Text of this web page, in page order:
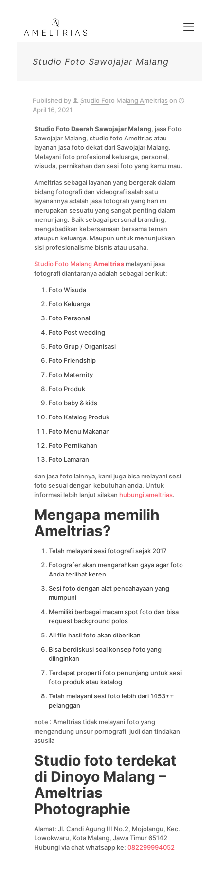
Studio Foto Sawojajar Malang
Published by Studio Foto Malang Ameltrias on
April 16, 2021
Studio Foto Daerah Sawojajar Malang, jasa Foto
Sawojajar Malang, studio foto Ameltrias atau
layanan jasa foto dekat dari Sawojajar Malang.
Melayani foto profesional keluarga, personal,
wisuda, pernikahan dan sesi foto yang kamu mau.
Ameltrias sebagai layanan yang bergerak dalam
bidang fotografi dan videografi salah satu
layanannya adalah jasa fotografi yang hari ini
merupakan sesuatu yang sangat penting dalam
menunjang. Baik sebagai personal branding,
mengabadikan kebersamaan bersama teman
ataupun keluarga. Maupun untuk menunjukkan
sisi profesionalisme bisnis atau usaha.
Studio Foto Malang Ameltriasmelayani jasa
fotografi diantaranya adalah sebagai berikut:
Foto Wisuda
Foto Keluarga
Foto Personal
Foto Post wedding
Foto Grup / Organisasi
Foto Friendship
Foto Maternity
Foto Produk
Foto baby & kids
Foto Katalog Produk
Foto Menu Makanan
Foto Pernikahan
Foto Lamaran
dan jasa foto lainnya, kami juga bisa melayani sesi
foto sesuai dengan kebutuhan anda. Untuk
informasi lebih lanjut silakan hubungi ameltrias.
Mengapa memilih
Ameltrias?
Telah melayani sesi fotografi sejak 2017
Fotografer akan mengarahkan gaya agar foto
Anda terlihat keren
Sesi foto dengan alat pencahayaan yang
mumpuni
Memiliki berbagai macam spot foto dan bisa
request background polos
All file hasil foto akan diberikan
Bisa berdiskusi soal konsep foto yang
diinginkan
Terdapat properti foto penunjang untuk sesi
foto produk atau katalog
Telah melayani sesi foto lebih dari 1453++
pelanggan
note : Ameltrias tidak melayani foto yang
mengandung unsur pornografi, judi dan tindakan
asusila
Studio foto terdekat
di Dinoyo Malang –
Ameltrias
Photographie
Alamat: Jl. Candi Agung III No.2, Mojolangu, Kec.
Lowokwaru, Kota Malang, Jawa Timur 65142
Hubungi via chat whatsapp ke: 082299994052